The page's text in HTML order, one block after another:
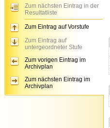
Zum nächsten Eintrag in der
Resultatliste
Zum Eintrag auf Vorstufe
Zum Eintrag auf
untergeordneter Stufe
Zum vorigen Eintrag im
Archivplan
Zum nächsten Eintrag im
Archivplan